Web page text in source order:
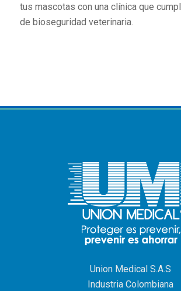
tus mascotas con una clínica que
de bioseguridad veterinaria.
Union Medical S.A.S
Industria Colombiana